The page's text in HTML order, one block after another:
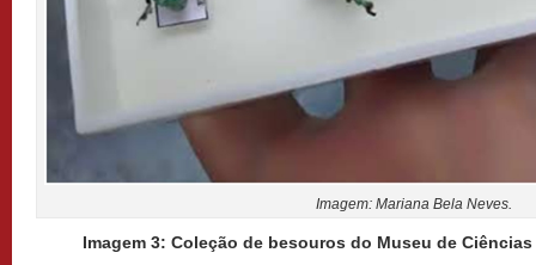
Imagem: Mariana Bela Neves.
Imagem 3: Coleção de besouros do Museu de